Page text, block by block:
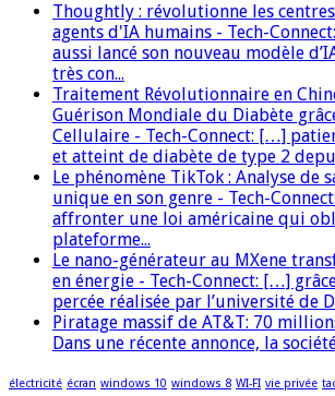
Thoughtly : révolutionne les
agents d'IA humains - Tech-
aussi lancé son nouveau modèle
très con...
Traitement Révolutionnaire en
Guérison Mondiale du Diabète
Cellulaire - Tech-Connect: […]
et atteint de diabète de type 2
Le phénomène TikTok : Analyse de
unique en son genre - Tech-
affronter une loi américaine qui
plateforme...
Le nano-générateur au MXene
en énergie - Tech-Connect: […]
percée réalisée par l’université de
Piratage massif de AT&T: 70
Dans une récente annonce, la
électricité écran windows 10 windows 8 WI-FI vie privée